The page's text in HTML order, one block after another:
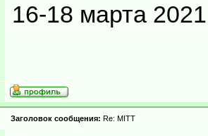
16-18 марта
Заголовок сообщения: Re: MITT